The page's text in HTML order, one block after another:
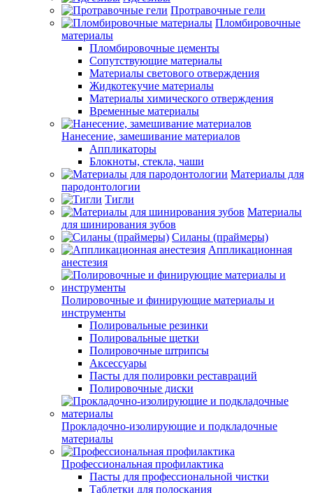
Протравочные гели
Пломбировочные
материалы
Пломбировочные цементы
Сопутствующие материалы
Материалы светового отверждения
Жидкотекучие материалы
Материалы химического отверждения
Временные материалы
Нанесение, замешивание материалов
Аппликаторы
Блокноты, стекла, чаши
Материалы для
пародонтологии
Тигли
Материалы
для шинирования зубов
Силаны (праймеры)
Аппликационная
анестезия
Полировочные и финирующие материалы и
инструменты
Полировальные резинки
Полировальные щетки
Полировочные штрипсы
Аксессуары
Пасты для полировки реставраций
Полировочные диски
Прокладочно-изолирующие и подкладочные
материалы
Профессиональная профилактика
Пасты для профессиональной чистки
Таблетки для полоскания